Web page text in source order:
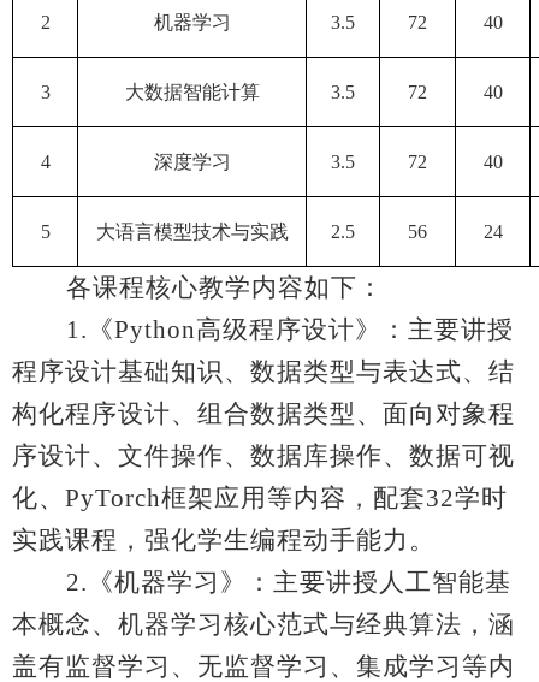
2 机器学习 3.5 72 40
3 大数据智能计算 3.5 72 40
4 深度学习 3.5 72 40
5 大语言模型技术与实践 2.5 56 24
各课程核心教学内容如下：
1. 《Python高级程序设计》：主要讲授
程序设计基础知识、数据类型与表达式、结
构化程序设计、组合数据类型、面向对象程
序设计、文件操作、数据库操作、数据可视
化、 PyTorch框架应用等内容，配套32学时
实践课程，强化学生编程动手能力。
2. 《机器学习》：主要讲授人工智能基
本概念、机器学习核心范式与经典算法，涵
盖有监督学习、无监督学习、集成学习等内